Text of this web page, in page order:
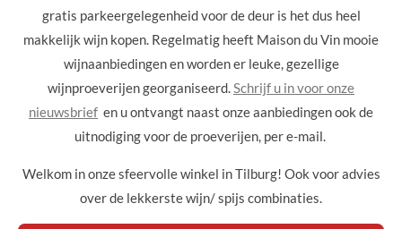
gratis parkeergelegenheid voor de deur is het dus heel
makkelijk wijn kopen. Regelmatig heeft Maison du Vin mooie
wijnaanbiedingen en worden er leuke, gezellige
wijnproeverijen georganiseerd.Schrijf u in voor onze
nieuwsbrief en u ontvangt naast onze aanbiedingen ook de
uitnodiging voor de proeverijen, per e-mail.
Welkom in onze sfeervolle winkel in Tilburg! Ook voor advies
over de lekkerste wijn/ spijs combinaties.